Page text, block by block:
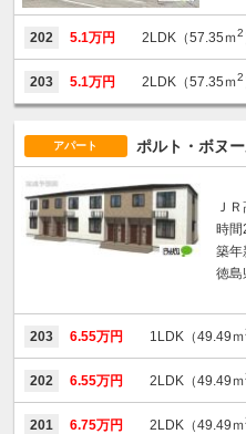
202 5.1万円 2LDK（57.35ｍ2
203 5.1万円 2LDK（57.35ｍ2
アパート ポルト・ボヌ
Ｊ
時
築年
徳島
203 6.55万円 1LDK（49.49ｍ
202 6.55万円 2LDK（49.49ｍ
201 6.75万円 2LDK（49.49ｍ